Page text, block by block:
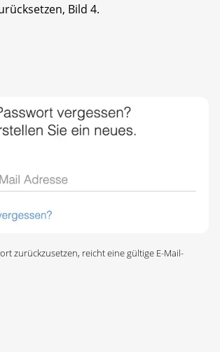
Bild 4.
zurückzusetzen, reicht eine gültige E-Mail-